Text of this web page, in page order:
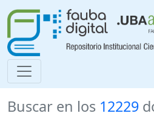
Buscar en los 12229